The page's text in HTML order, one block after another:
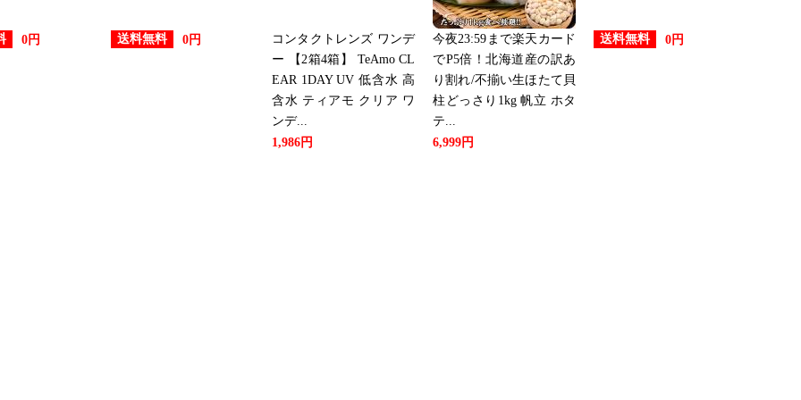
0円 送料無料 0円
コンタクトレンズ ワンデ
ー 【2箱4箱】 TeAmo CL
EAR 1DAY UV 低含水 高
含水 ティアモ クリア ワ
ンデ...
1,986円
今夜23:59まで楽天カード
でP5倍！北海道産の訳あ
り割れ/不揃い生ほたて貝
柱どっさり1kg 帆立 ホタ
テ...
6,999円
送料無料 0円